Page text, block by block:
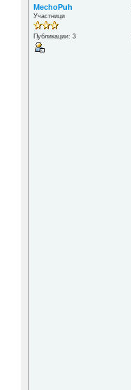
MechoPuh
Участници
Публикации: 3